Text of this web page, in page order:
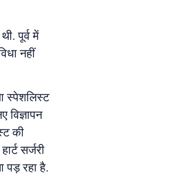
पूर्व में
नहीं
स्पेशलिस्ट
की
सर्जरी
पड़ रहा है.